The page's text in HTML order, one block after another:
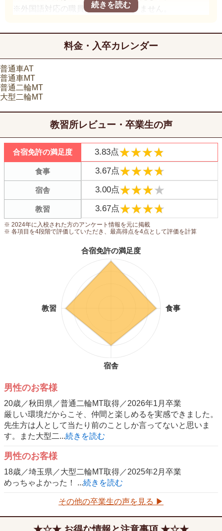
※外国語対応の職員は在籍しておりません。
料金・入卒カレンダー
普通車AT
普通車MT
普通二輪MT
大型二輪MT
教習所レビュー・卒業生の声
合宿免許の満足度 3.83点★★★★
★★★★
食事 3.67点★★★★
★★★★
宿舎 3.00点★★★★
★★★★
教習 3.67点★★★★
★★★★
※ 2024年に入校された方のアンケート情報を元に掲載
※ 各項目を4段階で評価していただき、最高得点を4点として評価を計算
合宿免許の満足度
教習 食事
宿舎
男性のお客様
20歳／秋田県／普通二輪MT取得／2026年1月卒業
厳しい環境だからこそ、仲間と楽しめるを実感できました。
先生方は人として当たり前のことしか言ってないと思いま
す。また大型二...続きを読む
男性のお客様
18歳／埼玉県／大型二輪MT取得／2025年2月卒業
めっちゃよかった！ ...続きを読む
その他の卒業生の声を見る ▶